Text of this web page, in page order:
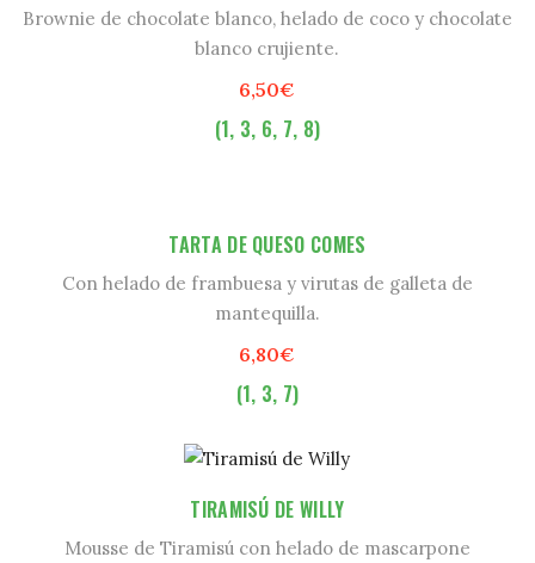
Brownie de chocolate blanco, helado de coco y chocolate
blanco crujiente.
6,50€
(1, 3, 6, 7, 8)
TARTA DE QUESO COMES
Con helado de frambuesa y virutas de galleta de
mantequilla.
6,80€
(1, 3, 7)
TIRAMISÚ DE WILLY
Mousse de Tiramisú con helado de mascarpone